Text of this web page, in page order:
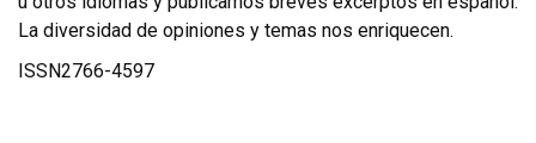
La diversidad de opiniones y temas nos enriquecen.
ISSN2766-4597